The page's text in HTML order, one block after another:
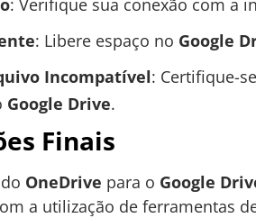
: Libere espaço no Google
Incompatível: Certifique-
Google Drive.
Finais
OneDrive para o Google
a utilização de ferramentas